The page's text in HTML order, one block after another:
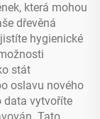
která mohou
dřevěná
hygienické
stát
oslavu nového
data vytvoříte